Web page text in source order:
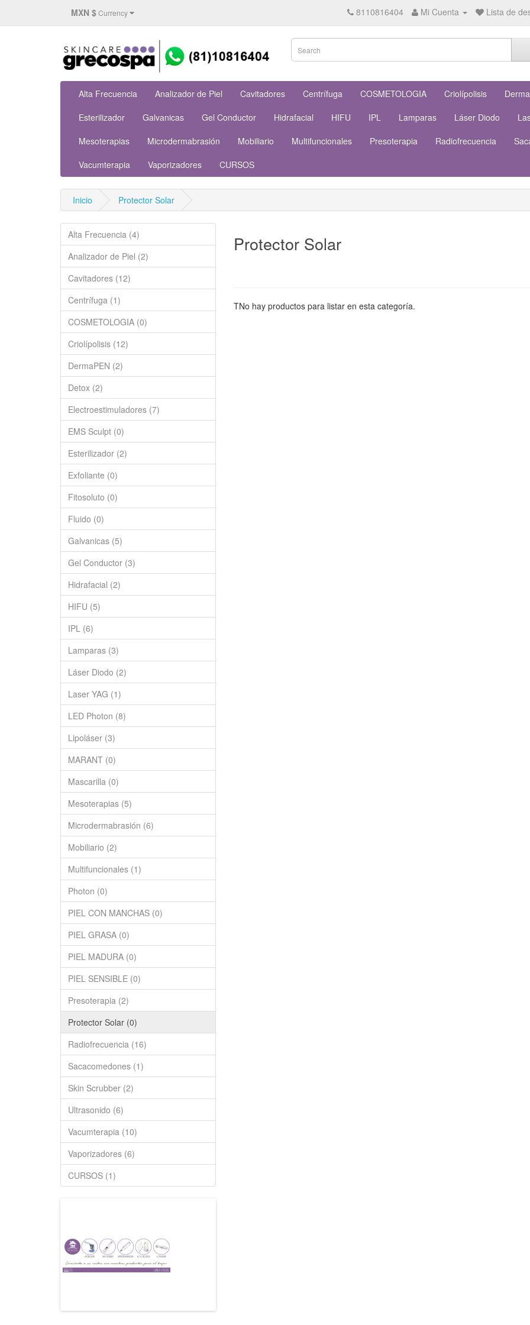
MXN $Currency 8110816404 Mi Cuenta Lista de
Alta Frecuencia Analizador de Piel Cavitadores Centrífuga COSMETOLOGIA Criolípolisis
Esterilizador
Galvanicas Gel Conductor Hidrafacial HIFU IPL Lamparas Láser Diodo
Mesoterapias
Microdermabrasión Mobiliario Multifuncionales Presoterapia Radiofrecuencia
Vacumterapia
Vaporizadores CURSOS
Inicio Protector Solar
Alta Frecuencia (4)
Analizador de Piel (2)
Cavitadores (12)
Centrífuga (1)
COSMETOLOGIA (0)
Criolípolisis (12)
DermaPEN (2)
Detox (2)
Electroestimuladores (7)
EMS Sculpt (0)
Esterilizador (2)
Exfoliante (0)
Fitosoluto (0)
Fluido (0)
Galvanicas (5)
Gel Conductor (3)
Hidrafacial (2)
HIFU (5)
IPL (6)
Lamparas (3)
Láser Diodo (2)
Laser YAG (1)
LED Photon (8)
Lipoláser (3)
MARANT (0)
Mascarilla (0)
Mesoterapias (5)
Microdermabrasión (6)
Mobiliario (2)
Multifuncionales (1)
Photon (0)
PIEL CON MANCHAS (0)
PIEL GRASA (0)
PIEL MADURA (0)
PIEL SENSIBLE (0)
Presoterapia (2)
Protector Solar (0)
Radiofrecuencia (16)
Sacacomedones (1)
Skin Scrubber (2)
Ultrasonido (6)
Vacumterapia (10)
Vaporizadores (6)
CURSOS (1)
Protector Solar
TNo hay productos para listar en esta categoría.